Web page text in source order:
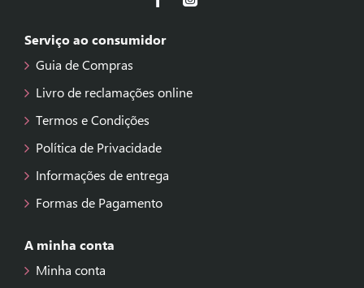
Serviço ao consumidor
Guia de Compras
Livro de reclamações online
Termos e Condições
Política de Privacidade
Informações de entrega
Formas de Pagamento
A minha conta
Minha conta